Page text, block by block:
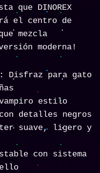
que DINOREX
el centro de
mezcla
moderna!
Disfraz para gato
estilo
detalles negros
suave, ligero y
con sistema